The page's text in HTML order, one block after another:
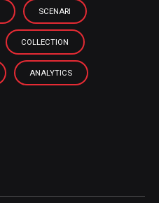
SCENARI
COLLECTION
ANALYTICS